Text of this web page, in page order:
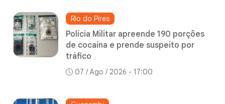
Rio do Pires
Polícia Militar apreende 190 porções
de cocaína e prende suspeito por
tráfico
07 / Ago / 2026 - 17:00